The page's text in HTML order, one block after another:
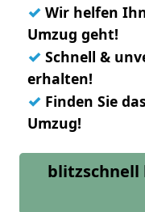
✓ Wir helfen
Umzug geht!
✓ Schnell &
erhalten!
✓ Finden Sie
Umzug!
blitzschnell